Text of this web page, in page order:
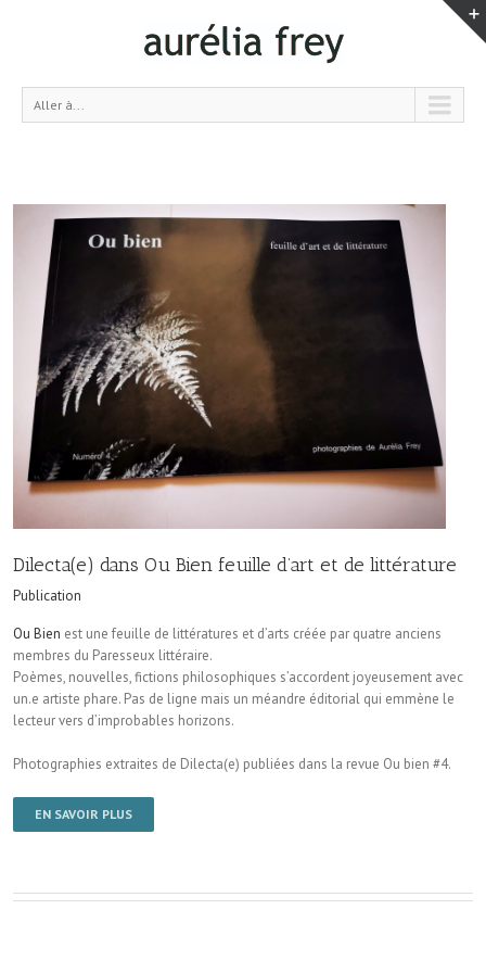
Aller à...
Dilecta(e) dans Ou Bien feuille d’art et de littérature
Publication
Ou Bien est une feuille de littératures et d’arts créée par quatre anciens
membres du Paresseux littéraire.
Poèmes, nouvelles, fictions philosophiques s’accordent joyeusement avec
un.e artiste phare. Pas de ligne mais un méandre éditorial qui emmène le
lecteur vers d’improbables horizons.
Photographies extraites de Dilecta(e) publiées dans la revue Ou bien #4.
EN SAVOIR PLUS